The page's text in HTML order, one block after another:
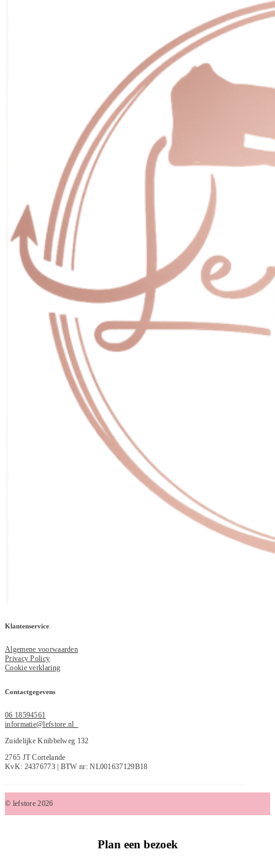
Klantenservice
Algemene voorwaarden
Privacy Policy
Cookie verklaring
Contactgegevens
06 18594561
informatie@lefstore.nl
Zuidelijke Knibbelweg 132
2765 JT Cortelande
KvK: 24376773 | BTW nr: NL001637129B18
© lefstore 2026
Plan een bezoek